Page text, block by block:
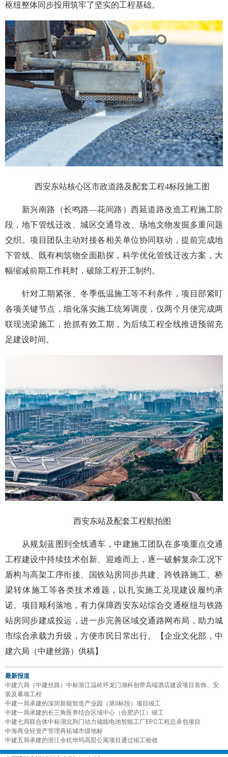
枢纽整体同步投用筑牢了坚实的工程基础。
西安东站核心区市政道路及配套工程4标段施工图
新兴南路（长鸣路—花间路）西延道路改造工程施工阶
段，地下管线迁改、城区交通导改、场地文物发掘多重问题
交织。项目团队主动对接各相关单位协同联动，提前完成地
下管线、既有构筑物全面勘探，科学优化管线迁改方案，大
幅缩减前期工作耗时，破除工程开工制约。
针对工期紧张、冬季低温施工等不利条件，项目部紧盯
各项关键节点，细化落实施工统筹调度，仅两个月便完成两
联现浇梁施工，抢抓有效工期，为后续工程全线推进预留充
足建设时间。
西安东站及配套工程航拍图
从规划蓝图到全线通车，中建施工团队在多项重点交通
工程建设中持续技术创新、迎难而上，逐一破解复杂工况下
盾构与高架工序衔接、国铁站房同步共建、跨铁路施工、桥
梁转体施工等各类技术难题，以扎实施工兑现建设履约承
诺。项目顺利落地，有力保障西安东站综合交通枢纽与铁路
站房同步建成投运，进一步完善区域交通路网布局，助力城
市综合承载力升级，方便市民日常出行。【企业文化部， 中
建六局（中建丝路）供稿】
最新报道
中建六局（中建丝路）中标浙江温岭环龙门湖科创带高端酒店建设项目装饰、安
装及幕墙工程
中建一局承建的深圳新能智造产业园（第Ⅱ标段）项目竣工
中建一局承建的长三角医养结合区域中心（合肥庐江）竣工
中建七局联合体中标湖北荆门动力储能电池智能工厂EPC工程总承包项目
中海商业轻资产管理再拓城市级地标
中建五局承建的浙江余杭华坞高层公寓项目通过竣工验收